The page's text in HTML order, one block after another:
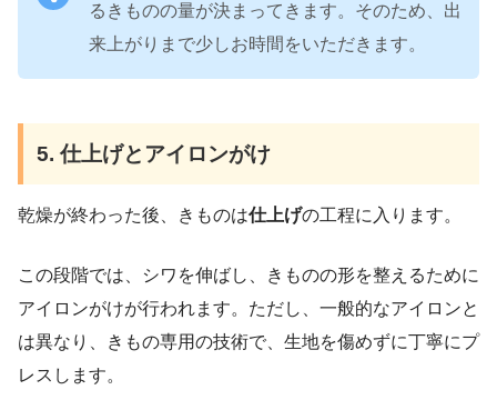
るきものの量が決まってきます。そのため、出
来上がりまで少しお時間をいただきます。
5. 仕上げとアイロンがけ
乾燥が終わった後、きものは仕上げの工程に入ります。
この段階では、シワを伸ばし、きものの形を整えるために
アイロンがけが行われます。ただし、一般的なアイロンと
は異なり、きもの専用の技術で、生地を傷めずに丁寧にプ
レスします。